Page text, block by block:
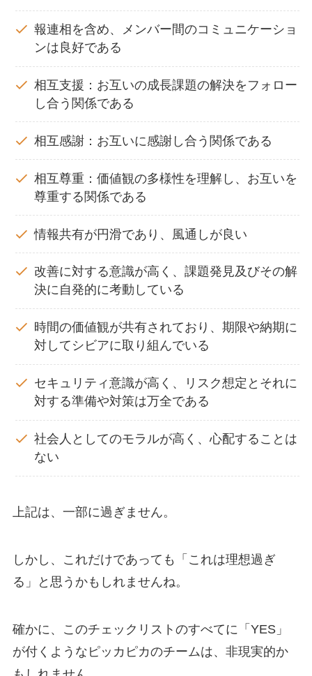
報連相を含め、メンバー間のコミュニケーショ
ンは良好である
相互支援：お互いの成長課題の解決をフォロー
し合う関係である
相互感謝：お互いに感謝し合う関係である
相互尊重：価値観の多様性を理解し、お互いを
尊重する関係である
情報共有が円滑であり、風通しが良い
改善に対する意識が高く、課題発見及びその解
決に自発的に考動している
時間の価値観が共有されており、期限や納期に
対してシビアに取り組んでいる
セキュリティ意識が高く、リスク想定とそれに
対する準備や対策は万全である
社会人としてのモラルが高く、心配することは
ない
上記は、一部に過ぎません。
しかし、これだけであっても「これは理想過ぎ
る」と思うかもしれませんね。
確かに、このチェックリストのすべてに「YES」
が付くようなピッカピカのチームは、非現実的か